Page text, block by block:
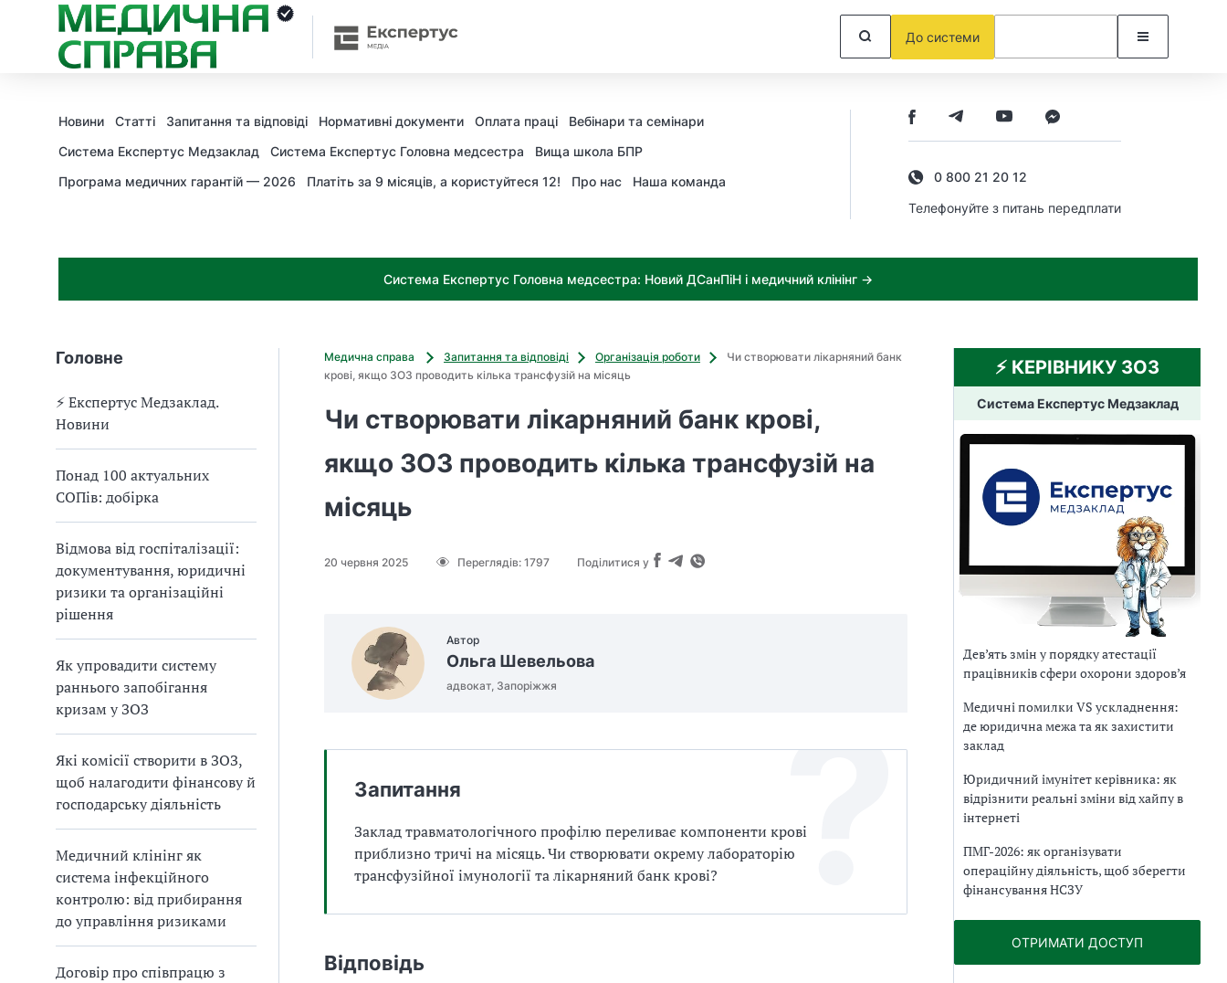
До системи
Новини Статті Запитання та відповіді Нормативні документи Оплата праці
Вебінари та семінари
Система Експертус Медзаклад
Система Експертус Головна медсестра
Вища школа БПР
Програма медичних гарантій — 2026
Платіть за 9 місяців, а користуйтеся 12! Про нас Наша команда
0 800 21 20 12
Телефонуйте з питань передплати
Система Експертус Головна медсестра: Новий ДСанПіН і медичний клінінг →
Головне
⚡️ Експертус Медзаклад.
Новини
Понад 100 актуальних
СОПів: добірка
Відмова від госпіталізації:
документування, юридичні
ризики та організаційні
рішення
Як упровадити систему
раннього запобігання
кризам у ЗОЗ
Які комісії створити в ЗОЗ,
щоб налагодити фінансову й
господарську діяльність
Медичний клінінг як
система інфекційного
контролю: від прибирання
до управління ризиками
Договір про співпрацю з
Медична справа Запитання та відповіді Організація роботи
Чи створювати лікарняний банк
крові, якщо ЗОЗ проводить кілька трансфузій на місяць
Чи створювати лікарняний банк крові,
якщо ЗОЗ проводить кілька трансфузій на
місяць
20 червня 2025 Переглядів: 1797 Поділитися у
Автор
Ольга Шевельова
адвокат, Запоріжжя
Запитання
Заклад травматологічного профілю переливає компоненти крові
приблизно тричі на місяць. Чи створювати окрему лабораторію
трансфузійної імунології та лікарняний банк крові?
Відповідь
⚡️ КЕРІВНИКУ ЗОЗ
Система Експертус Медзаклад
Дев’ять змін у порядку атестації
працівників сфери охорони здоров’я
Медичні помилки VS ускладнення:
де юридична межа та як захистити
заклад
Юридичний імунітет керівника: як
відрізнити реальні зміни від хайпу в
інтернеті
ПМГ-2026: як організувати
операційну діяльність, щоб зберегти
фінансування НСЗУ
ОТРИМАТИ ДОСТУП